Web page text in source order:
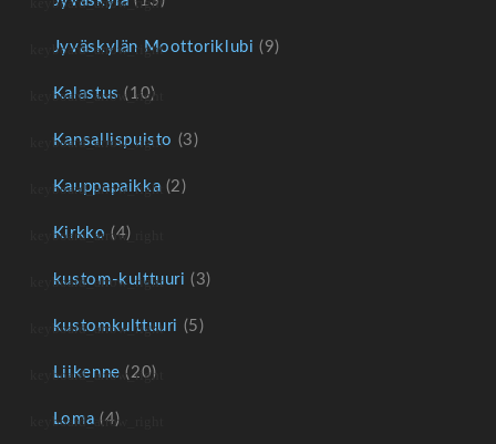
Jyväskylän Moottoriklubi (9)
Kalastus (10)
Kansallispuisto (3)
Kauppapaikka (2)
Kirkko (4)
kustom-kulttuuri (3)
kustomkulttuuri (5)
Liikenne (20)
Loma (4)